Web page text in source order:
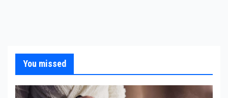
You missed